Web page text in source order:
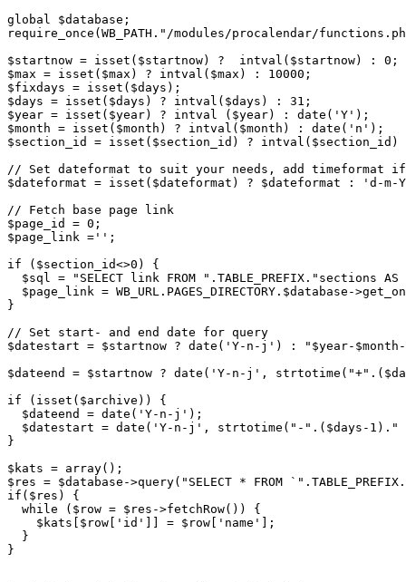
global $database;
require_once(WB_PATH."/modules/procalendar/
$startnow = isset($startnow) ?  intval($startnow) : 0;
$max = isset($max) ? intval($max) : 10000;
$fixdays = isset($days);
$days = isset($days) ? intval($days) : 31;
$year = isset($year) ? intval ($year) : date('Y');
$month = isset($month) ? intval($month) : date('n');
$section_id = isset($section_id) ?
// Set dateformat to suit your needs, add timeformat if
$dateformat = isset($dateformat) ? $dateformat : 'd-
// Fetch base page link
$page_id = 0;
$page_link ='';
if ($section_id<>0) {
$sql = "SELECT link FROM ".TABLE_PREFIX."sections
$page_link = WB_URL.PAGES_DIRECTORY.$database-
}
// Set start- and end date for query
$datestart = $startnow ? date('Y-n-j') : "$year-
$dateend = $startnow ? date('Y-n-j',
if (isset($archive)) {
  $dateend = date('Y-n-j');
$datestart = date('Y-n-j', strtotime("-".($days-1)."
}
$kats = array();
$res = $database->query("SELECT * FROM
if($res) {
  while ($row = $res->fetchRow()) {
    $kats[$row['id']] = $row['name'];
  }
}